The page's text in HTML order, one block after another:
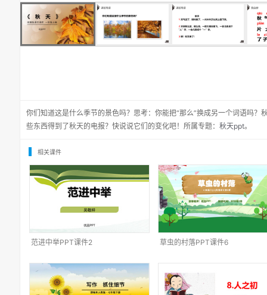
你们知道这是什么季节的景色吗？思考：你能把“那么”换成另一个词语吗？
些东西得到了秋天的电报？快说说它们的变化吧！所属专题： 秋天ppt。
相关课件
范进中举PPT课件2 草虫的村落PPT课件6